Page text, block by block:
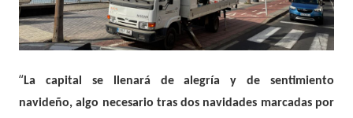
“La capital se llenará de alegría y de sentimiento
navideño, algo necesario tras dos navidades marcadas por